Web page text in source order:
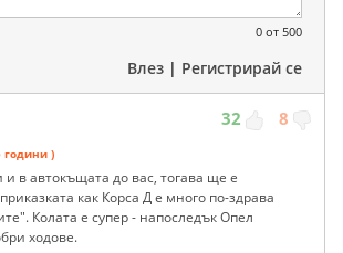
0 от 500
Влез | Регистрирай се
32 8
години )
и в автокъщата до вас, тогава ще е
как Корса Д е много по-здрава
Колата е супер - напоследък Опел
ходове.